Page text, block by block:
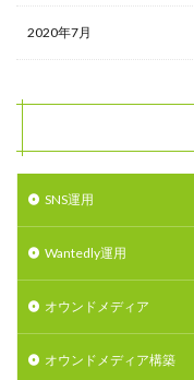
2020年7月
SNS運用
Wantedly運用
オウンドメディア
オウンドメディア構築